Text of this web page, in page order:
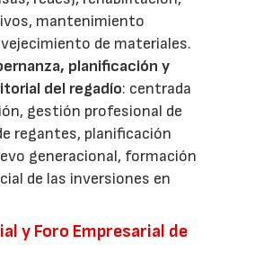
mantenimiento
de materiales.
planificación y
del regadío: centrada
gestión profesional de
regantes, planificación
generacional, formación
de las inversiones en
y Foro Empresarial de